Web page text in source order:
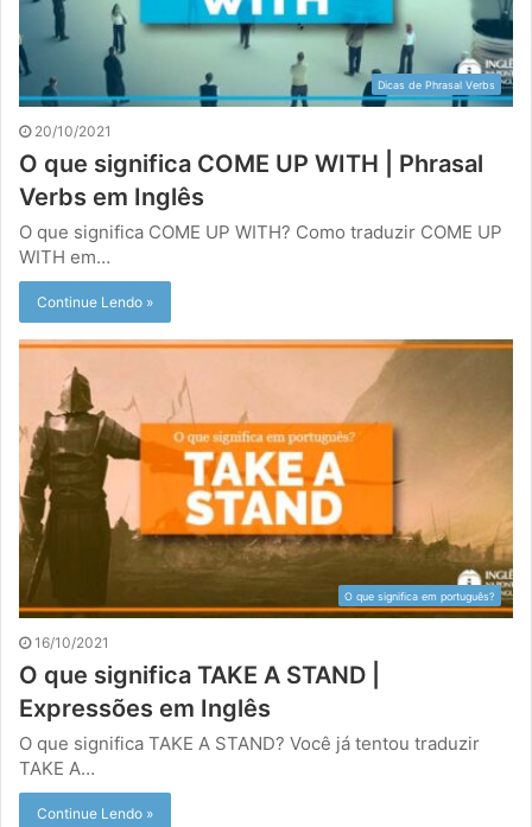
Dicas de Phrasal Verbs
20/10/2021
O que significa COME UP WITH | Phrasal
Verbs em Inglês
O que significa COME UP WITH? Como traduzir COME UP
WITH em…
Continue Lendo »
O que significa em português?
16/10/2021
O que significa TAKE A STAND |
Expressões em Inglês
O que significa TAKE A STAND? Você já tentou traduzir
TAKE A…
Continue Lendo »